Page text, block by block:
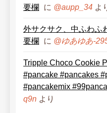
要欄 に @aupp_34 よ
外サクサク、中ふわふ
要欄 に @ゆあゆあ-
Tripple Choco Cookie
#pancake #pancakes
#pancakemix
q9n より